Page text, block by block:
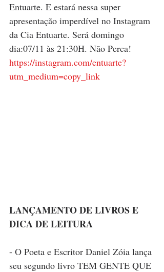
Entuarte. E estará nessa super
apresentação imperdível no Instagram
da Cia Entuarte. Será domingo
dia:07/11 às 21:30H. Não Perca!
https://instagram.com/entuarte?
utm_medium=copy_link
LANÇAMENTO DE LIVROS E
DICA DE LEITURA
- O Poeta e Escritor Daniel Zóia lança
seu segundo livro TEM GENTE QUE